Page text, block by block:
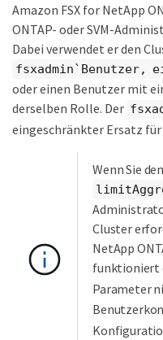
Amazon FSX for NetApp
ONTAP- oder SVM-
Dabei verwendet er den
fsxadmin`Benutzer,
oder einen Benutzer mit
derselben Rolle. Der
eingeschränkter Ersatz
Wenn Sie
Cluster
NetApp
funktioniert
Parameter